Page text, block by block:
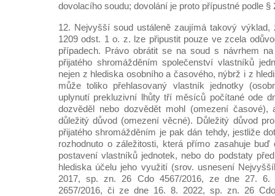
dovolacího soudu; dovolání je proto přípustné podle §
12. Nejvyšší soud ustáleně zaujímá takový výklad,
1209 odst. 1 o. z. lze připustit pouze ve zcela
případech. Právo obrátit se na soud s návrhem
přijatého shromážděním společenství vlastníků
nejen z hlediska osobního a časového, nýbrž i z
může toliko přehlasovaný vlastník jednotky
uplynutí prekluzivní lhůty tří měsíců počítané ode
dozvěděl nebo dozvědět mohl (omezení
důležitý důvod (omezení věcné). Důležitý důvod
přijatého shromážděním je pak dán tehdy, jestliže
rozhodnuto o záležitosti, která přímo zasahuje buď
postavení vlastníků jednotek, nebo do podstaty
hlediska účelu jeho využití (srov. usnesení
2017, sp. zn. 26 Cdo 4567/2016, ze dne 27.
2657/2016, či ze dne 16. 8. 2022, sp. zn. 26